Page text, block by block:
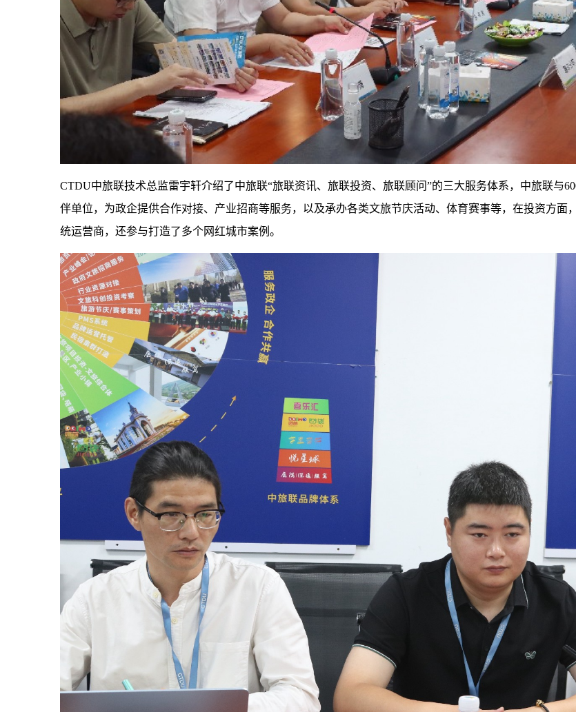
CTDU中旅联技术总监雷宇轩介绍了中旅联“旅联资讯、旅联投资、旅联顾问”的三大服务体系，中旅联与
伴单位，为政企提供合作对接、产业招商等服务，以及承办各类文旅节庆活动、体育赛事等，在投资方面
统运营商，还参与打造了多个网红城市案例。